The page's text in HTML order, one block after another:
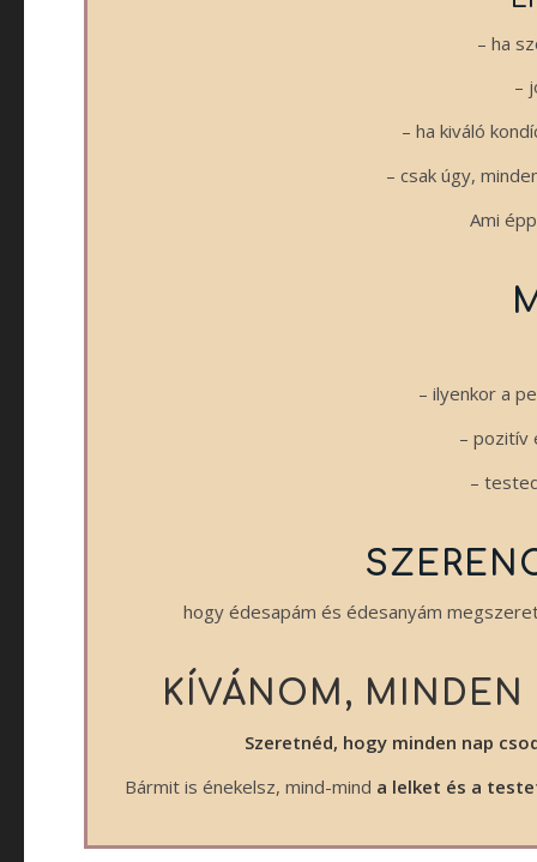
– ha
–
– ha kiváló
– csak úgy,
Ami
– ilyenkor a
– pozitív
–
hogy édesapám és édesanyám
KÍVÁNOM, MINDEN
Szeretnéd, hogy minden nap
Bármit is énekelsz, mind-mind a lelket és a